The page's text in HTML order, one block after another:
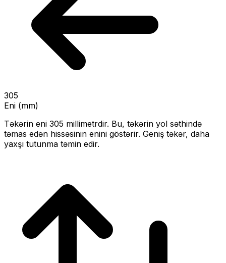
305
Eni (mm)
Təkərin eni 305 millimetrdir. Bu, təkərin yol səthində
təmas edən hissəsinin enini göstərir. Geniş təkər, daha
yaxşı tutunma təmin edir.